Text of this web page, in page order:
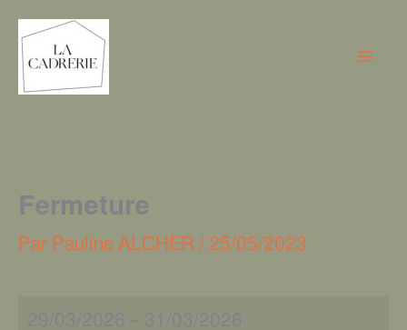
contenu
Fermeture
Par Pauline ALCHER / 25/05/2023